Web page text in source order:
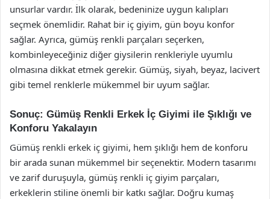
unsurlar vardır. İlk olarak, bedeninize uygun kalıpları
seçmek önemlidir. Rahat bir iç giyim, gün boyu konfor
sağlar. Ayrıca, gümüş renkli parçaları seçerken,
kombinleyeceğiniz diğer giysilerin renkleriyle uyumlu
olmasına dikkat etmek gerekir. Gümüş, siyah, beyaz, lacivert
gibi temel renklerle mükemmel bir uyum sağlar.
Sonuç: Gümüş Renkli Erkek İç Giyimi ile Şıklığı ve
Konforu Yakalayın
Gümüş renkli erkek iç giyimi, hem şıklığı hem de konforu
bir arada sunan mükemmel bir seçenektir. Modern tasarımı
ve zarif duruşuyla, gümüş renkli iç giyim parçaları,
erkeklerin stiline önemli bir katkı sağlar. Doğru kumaş